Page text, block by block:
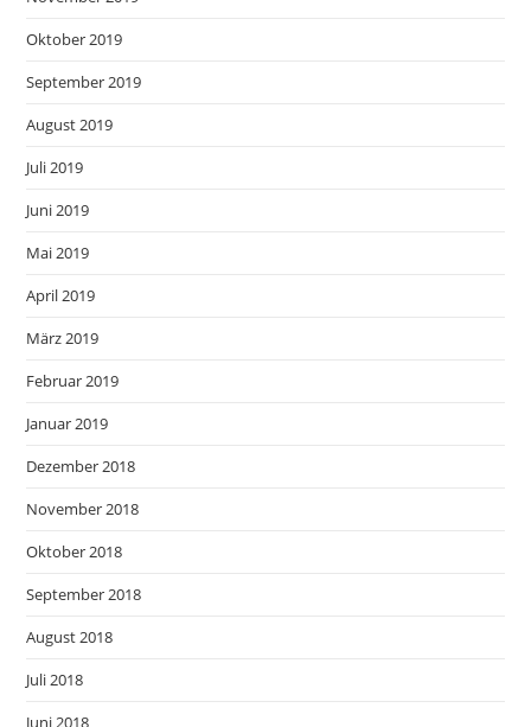
Oktober 2019
September 2019
August 2019
Juli 2019
Juni 2019
Mai 2019
April 2019
März 2019
Februar 2019
Januar 2019
Dezember 2018
November 2018
Oktober 2018
September 2018
August 2018
Juli 2018
Juni 2018